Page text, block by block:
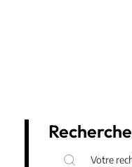
Recherche